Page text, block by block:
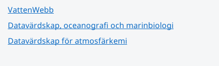
VattenWebb
Datavärdskap, oceanografi och marinbiologi
Datavärdskap för atmosfärkemi